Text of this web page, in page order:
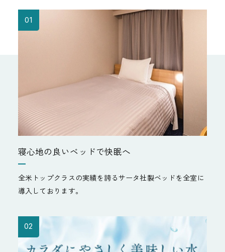
01
寝心地の良いベッドで快眠へ
全米トップクラスの実績を誇るサータ社製ベッドを全室に
導入しております。
02